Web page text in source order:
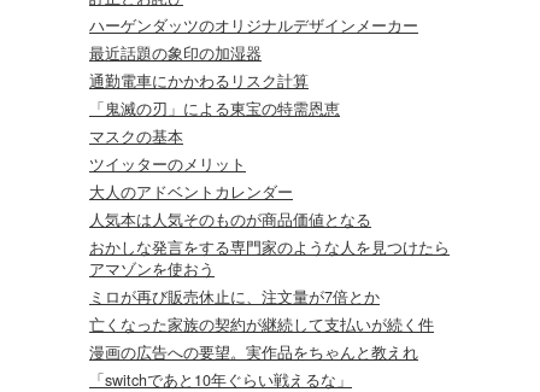
ハーゲンダッツのオリジナルデザインメーカー
最近話題の象印の加湿器
通勤電車にかかわるリスク計算
「鬼滅の刃」による東宝の特需恩恵
マスクの基本
ツイッターのメリット
大人のアドベントカレンダー
人気本は人気そのものが商品価値となる
おかしな発言をする専門家のような人を見つけたら
アマゾンを使おう
ミロが再び販売休止に、注文量が7倍とか
亡くなった家族の契約が継続して支払いが続く件
漫画の広告への要望。実作品をちゃんと教えれ
「switchであと10年ぐらい戦えるな」